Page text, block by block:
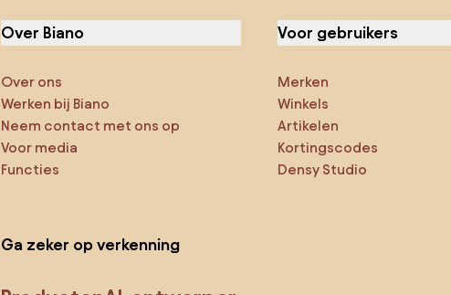
Over Biano
Over ons
Werken bij Biano
Neem contact met ons op
Voor media
Functies
Voor gebruikers
Merken
Winkels
Artikelen
Kortingscodes
Densy Studio
Ga zeker op verkenning